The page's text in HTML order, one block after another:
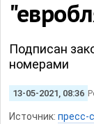
Подписан
номерами
13-05-2021, 08:36
Источник: пресс-